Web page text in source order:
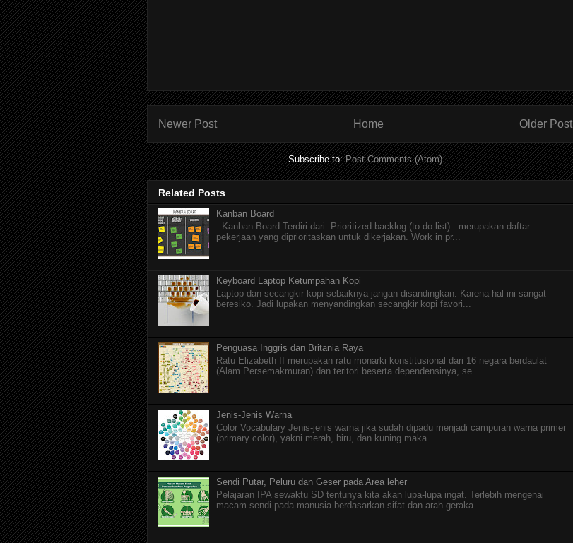
Newer Post Older Post
Home
Subscribe to:Post Comments (Atom)
Related Posts
Kanban Board
Kanban Board Terdiri dari: Prioritized backlog (to-do-list) : merupakan daftar
pekerjaan yang diprioritaskan untuk dikerjakan. Work in pr...
Keyboard Laptop Ketumpahan Kopi
Laptop dan secangkir kopi sebaiknya jangan disandingkan. Karena hal ini sangat
beresiko. Jadi lupakan menyandingkan secangkir kopi favori...
Penguasa Inggris dan Britania Raya
Ratu Elizabeth II merupakan ratu monarki konstitusional dari 16 negara berdaulat
(Alam Persemakmuran) dan teritori beserta dependensinya, se...
Jenis-Jenis Warna
Color Vocabulary Jenis-jenis warna jika sudah dipadu menjadi campuran warna primer
(primary color), yakni merah, biru, dan kuning maka ...
Sendi Putar, Peluru dan Geser pada Area leher
Pelajaran IPA sewaktu SD tentunya kita akan lupa-lupa ingat. Terlebih mengenai
macam sendi pada manusia berdasarkan sifat dan arah geraka...